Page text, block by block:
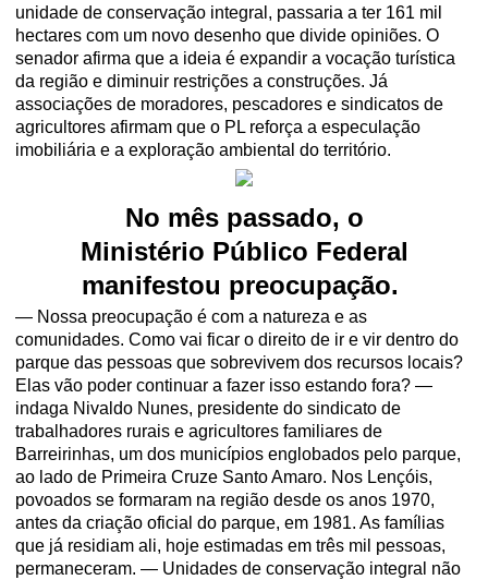
unidade de conservação integral, passaria a ter 161 mil
hectares com um novo desenho que divide opiniões. O
senador afirma que a ideia é expandir a vocação turística
da região e diminuir restrições a construções. Já
associações de moradores, pescadores e sindicatos de
agricultores afirmam que o PL reforça a especulação
imobiliária e a exploração ambiental do território.
No mês passado, o
Ministério Público Federal
manifestou preocupação.
— Nossa preocupação é com a natureza e as
comunidades. Como vai ficar o direito de ir e vir dentro do
parque das pessoas que sobrevivem dos recursos locais?
Elas vão poder continuar a fazer isso estando fora? —
indaga Nivaldo Nunes, presidente do sindicato de
trabalhadores rurais e agricultores familiares de
Barreirinhas, um dos municípios englobados pelo parque,
ao lado de Primeira Cruze Santo Amaro. Nos Lençóis,
povoados se formaram na região desde os anos 1970,
antes da criação oficial do parque, em 1981. As famílias
que já residiam ali, hoje estimadas em três mil pessoas,
permaneceram. — Unidades de conservação integral não